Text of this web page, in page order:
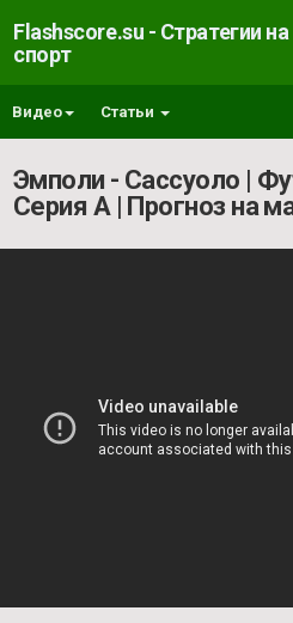
Flashscore.su - Стратегии на
спорт
Видео Статьи
Эмполи - Сассуоло |
Серия А | Прогноз на